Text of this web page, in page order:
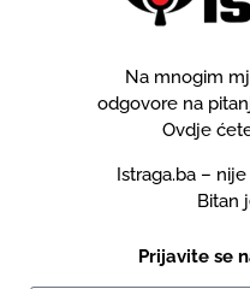
Na mnogim
odgovore na
Ovdje
Istraga.ba –
Bitan
Prijavite se